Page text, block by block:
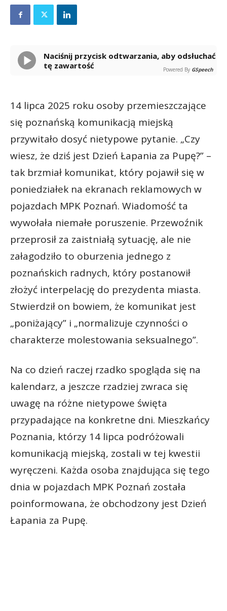
Naciśnij przycisk odtwarzania, aby odsłuchać
tę zawartość
Powered By GSpeech
14 lipca 2025 roku osoby przemieszczające
się poznańską komunikacją miejską
przywitało dosyć nietypowe pytanie. „Czy
wiesz, że dziś jest Dzień Łapania za Pupę?” –
tak brzmiał komunikat, który pojawił się w
poniedziałek na ekranach reklamowych w
pojazdach MPK Poznań. Wiadomość ta
wywołała niemałe poruszenie. Przewoźnik
przeprosił za zaistniałą sytuację, ale nie
załagodziło to oburzenia jednego z
poznańskich radnych, który postanowił
złożyć interpelację do prezydenta miasta.
Stwierdził on bowiem, że komunikat jest
„poniżający” i „normalizuje czynności o
charakterze molestowania seksualnego”.
Na co dzień raczej rzadko spogląda się na
kalendarz, a jeszcze rzadziej zwraca się
uwagę na różne nietypowe święta
przypadające na konkretne dni. Mieszkańcy
Poznania, którzy 14 lipca podróżowali
komunikacją miejską, zostali w tej kwestii
wyręczeni. Każda osoba znajdująca się tego
dnia w pojazdach MPK Poznań została
poinformowana, że obchodzony jest Dzień
Łapania za Pupę.